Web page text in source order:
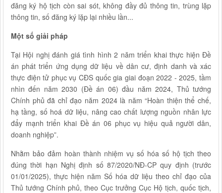
đăng ký hộ tịch còn sai sót, không đầy đủ thông tin, trùng lặp
thông tin, số đăng ký lặp lại nhiều lần...
Một số giải pháp
Tại Hội nghị đánh giá tình hình 2 năm triển khai thực hiện Đề
án phát triển ứng dụng dữ liệu về dân cư, định danh và xác
thực điện tử phục vụ CĐS quốc gia giai đoạn 2022 - 2025, tầm
nhìn đến năm 2030 (Đề án 06) đầu năm 2024, Thủ tướng
Chính phủ đã chỉ đạo năm 2024 là năm “Hoàn thiện thể chế,
hạ tầng, số hoá dữ liệu, nâng cao chất lượng nguồn nhân lực
đẩy mạnh triển khai Đề án 06 phục vụ hiệu quả người dân,
doanh nghiệp”.
Nhằm bảo đảm hoàn thành nhiệm vụ số hóa số hộ tịch theo
đúng thời hạn Nghị định số 87/2020/NĐ-CP quy định (trước
01/01/2025), thực hiện năm Số hóa dữ liệu theo chỉ đạo của
Thủ tướng Chính phủ, theo Cục trưởng Cục Hộ tịch, quốc tịch,